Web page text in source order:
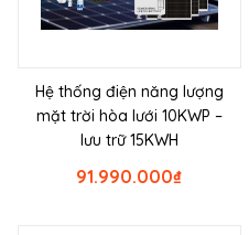
Hệ thống điện năng lượng
mặt trời hòa lưới 10KWP –
lưu trữ 15KWH
₫
91.990.000